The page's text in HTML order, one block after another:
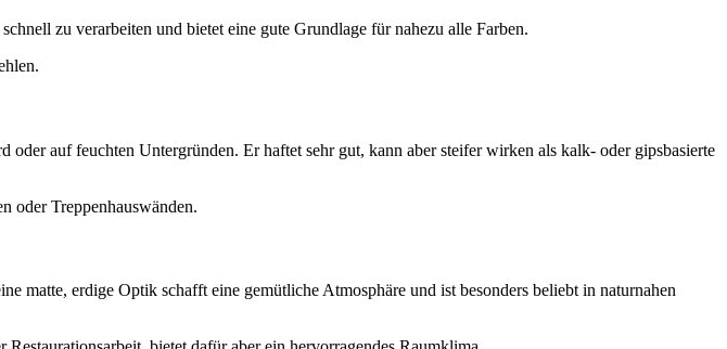
zu verarbeiten und bietet eine gute Grundlage für nahezu alle Farben.
auf feuchten Untergründen. Er haftet sehr gut, kann aber steifer wirken als kalk- oder gipsbasierte
oder Treppenhauswänden.
matte, erdige Optik schafft eine gemütliche Atmosphäre und ist besonders beliebt in naturnahen